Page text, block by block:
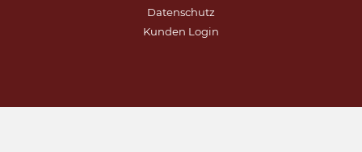
Datenschutz
Kunden Login